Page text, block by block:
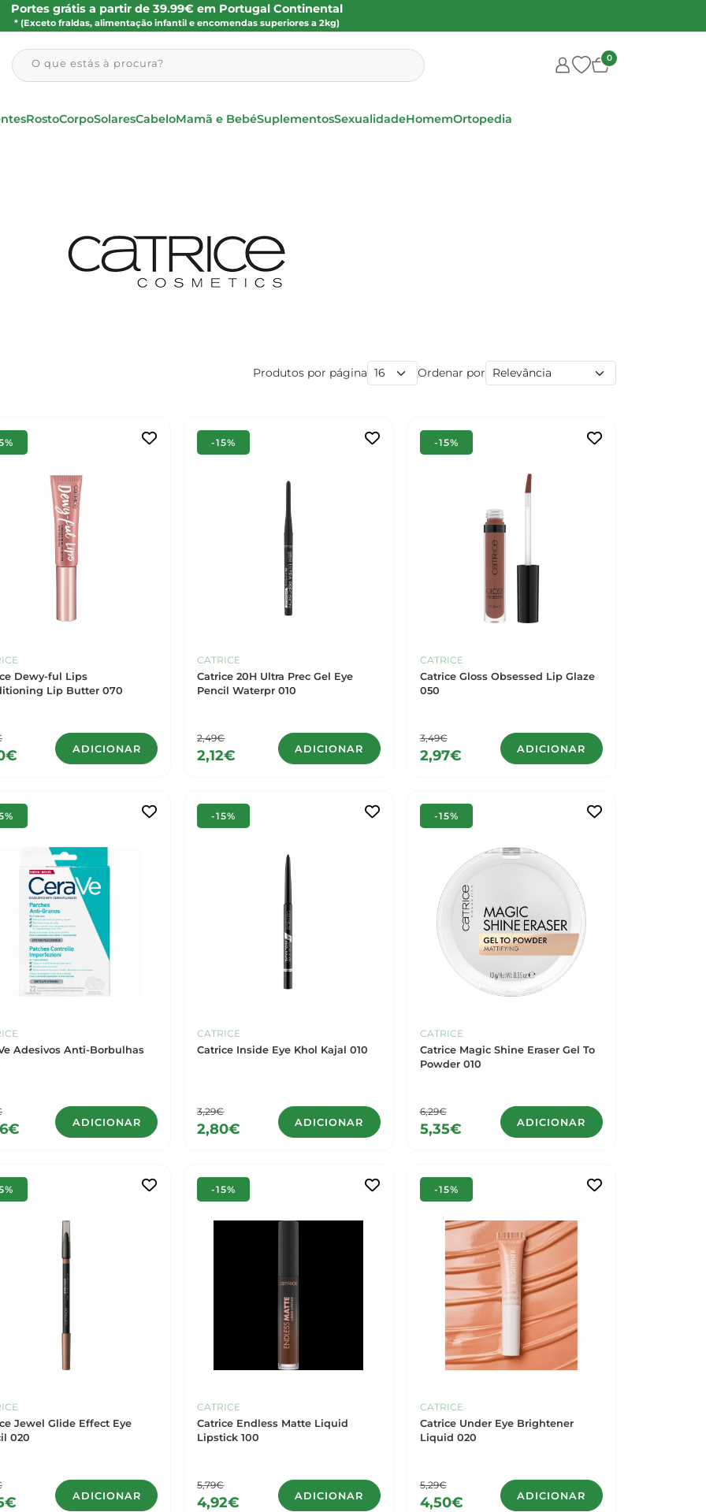
Portes grátis a partir de 39.99€ em Portugal Continental
* (Exceto fraldas, alimentação infantil e encomendas superiores a 2kg)
O que estás à procura? 0
RostoCorpoSolaresCabeloMamã e BebéSuplementosSexualidadeHomemOrtopedia
Produtos por página Ordenar por
Dewy-ful Lips
Lip Butter 070
ADICIONAR
-15%
CATRICE
Catrice 20H Ultra Prec Gel Eye
Pencil Waterpr 010
2,49€
2,12€ ADICIONAR
-15%
CATRICE
Catrice Gloss Obsessed Lip Glaze
050
3,49€
2,97€ ADICIONAR
Adesivos Anti-Borbulhas
ADICIONAR
-15%
CATRICE
Catrice Inside Eye Khol Kajal 010
3,29€
2,80€ ADICIONAR
-15%
CATRICE
Catrice Magic Shine Eraser Gel To
Powder 010
6,29€
5,35€ ADICIONAR
Jewel Glide Effect Eye
020
ADICIONAR
-15%
CATRICE
Catrice Endless Matte Liquid
Lipstick 100
5,79€
4,92€ ADICIONAR
-15%
CATRICE
Catrice Under Eye Brightener
Liquid 020
5,29€
4,50€ ADICIONAR